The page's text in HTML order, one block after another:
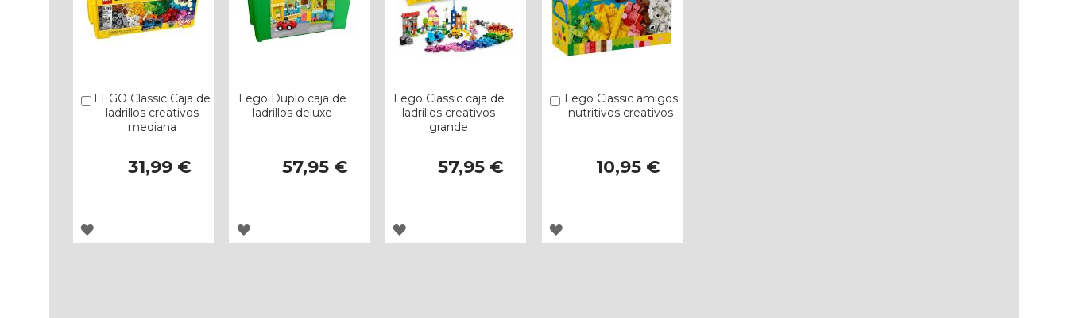
LEGO Classic Caja de
ladrillos creativos
mediana
31,99 €
Añadir
AGREGAR
Lego Duplo caja de
ladrillos deluxe
57,95 €
AGREGAR
Lego Classic caja de
ladrillos creativos
grande
57,95 €
AGREGAR
Lego Classic amigos
nutritivos creativos
10,95 €
Añadir
AGREGAR